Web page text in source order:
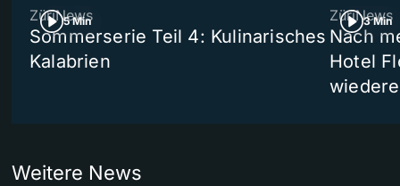
5 Min
ZüriNews
Sommerserie Teil 4: Kulinarisches
Kalabrien
3 Min
ZüriNews
Nach
Hotel
Weitere News